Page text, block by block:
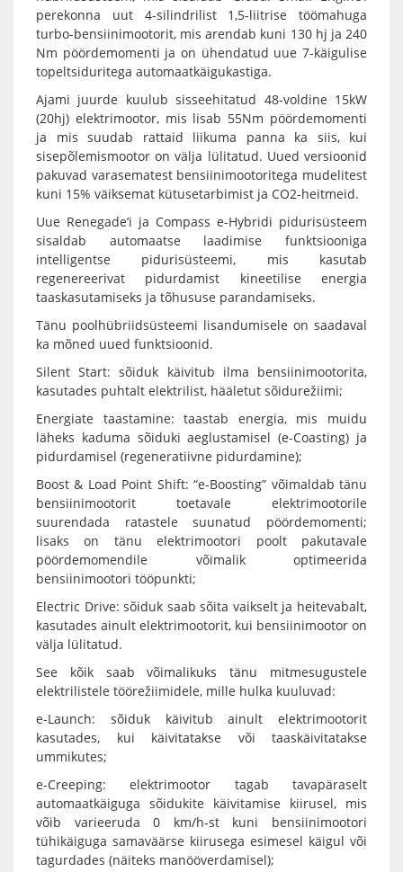
perekonna uut 4-silindrilist 1,5-liitrise töömahuga
turbo-bensiinimootorit, mis arendab kuni 130 hj ja 240
Nm pöördemomenti ja on ühendatud uue 7-käigulise
topeltsiduritega automaatkäigukastiga.
Ajami juurde kuulub sisseehitatud 48-voldine 15kW
(20hj) elektrimootor, mis lisab 55Nm pöördemomenti
ja mis suudab rattaid liikuma panna ka siis, kui
sisepõlemismootor on välja lülitatud. Uued versioonid
pakuvad varasematest bensiinimootoritega mudelitest
kuni 15% väiksemat kütusetarbimist ja CO2-heitmeid.
Uue Renegade’i ja Compass e-Hybridi pidurisüsteem
sisaldab automaatse laadimise funktsiooniga
intelligentse pidurisüsteemi, mis kasutab
regenereerivat pidurdamist kineetilise energia
taaskasutamiseks ja tõhususe parandamiseks.
Tänu poolhübriidsüsteemi lisandumisele on saadaval
ka mõned uued funktsioonid.
Silent Start: sõiduk käivitub ilma bensiinimootorita,
kasutades puhtalt elektrilist, hääletut sõidurežiimi;
Energiate taastamine: taastab energia, mis muidu
läheks kaduma sõiduki aeglustamisel (e-Coasting) ja
pidurdamisel (regeneratiivne pidurdamine);
Boost & Load Point Shift: “e-Boosting” võimaldab tänu
bensiinimootorit toetavale elektrimootorile
suurendada ratastele suunatud pöördemomenti;
lisaks on tänu elektrimootori poolt pakutavale
pöördemomendile võimalik optimeerida
bensiinimootori tööpunkti;
Electric Drive: sõiduk saab sõita vaikselt ja heitevabalt,
kasutades ainult elektrimootorit, kui bensiinimootor on
välja lülitatud.
See kõik saab võimalikuks tänu mitmesugustele
elektrilistele töörežiimidele, mille hulka kuuluvad:
e-Launch: sõiduk käivitub ainult elektrimootorit
kasutades, kui käivitatakse või taaskäivitatakse
ummikutes;
e-Creeping: elektrimootor tagab tavapäraselt
automaatkäiguga sõidukite käivitamise kiirusel, mis
võib varieeruda 0 km/h-st kuni bensiinimootori
tühikäiguga samaväärse kiirusega esimesel käigul või
tagurdades (näiteks manööverdamisel);